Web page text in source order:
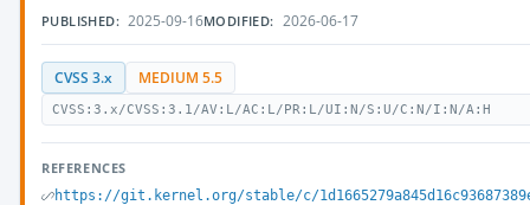
PUBLISHED: 2025-09-16MODIFIED: 2026-06-17
CVSS 3.x MEDIUM 5.5
CVSS:3.x/CVSS:3.1/AV:L/AC:L/PR:L/UI:N/S:U/C:N/I:N/A:H
REFERENCES
https://git.kernel.org/stable/c/